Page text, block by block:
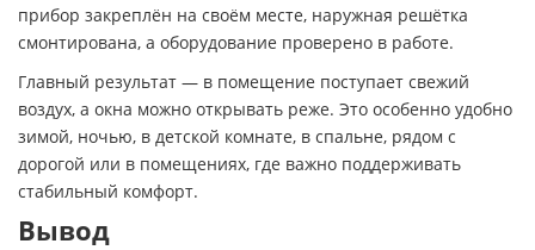
прибор закреплён на своём месте, наружная решётка
смонтирована, а оборудование проверено в работе.
Главный результат — в помещение поступает свежий
воздух, а окна можно открывать реже. Это особенно удобно
зимой, ночью, в детской комнате, в спальне, рядом с
дорогой или в помещениях, где важно поддерживать
стабильный комфорт.
Вывод